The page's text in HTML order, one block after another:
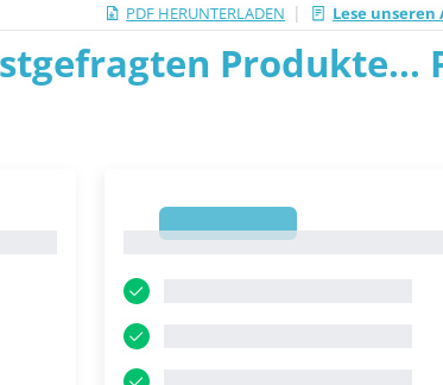
PDF HERUNTERLADEN | Lese
Produkte...